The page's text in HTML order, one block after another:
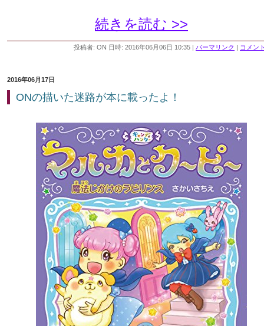
続きを読む >>
投稿者: ON 日時: 2016年06月06日 10:35 | パーマリンク | コメン
2016年06月17日
ONの描いた迷路が本に載ったよ！